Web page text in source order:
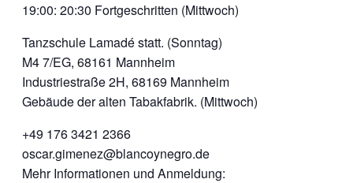
19:00: 20:30 Fortgeschritten (Mittwoch)
Tanzschule Lamadé statt. (Sonntag)
M4 7/EG, 68161 Mannheim
Industriestraße 2H, 68169 Mannheim
Gebäude der alten Tabakfabrik. (Mittwoch)
+49 176 3421 2366
oscar.gimenez@blancoynegro.de
Mehr Informationen und Anmeldung: